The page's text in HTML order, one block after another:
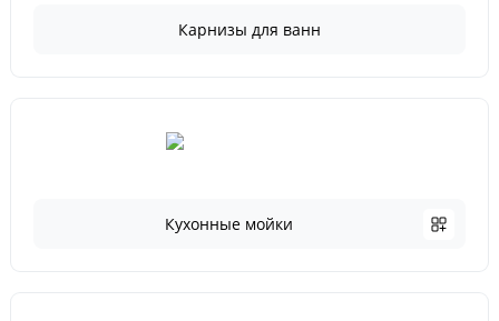
Карнизы для ванн
Кухонные мойки